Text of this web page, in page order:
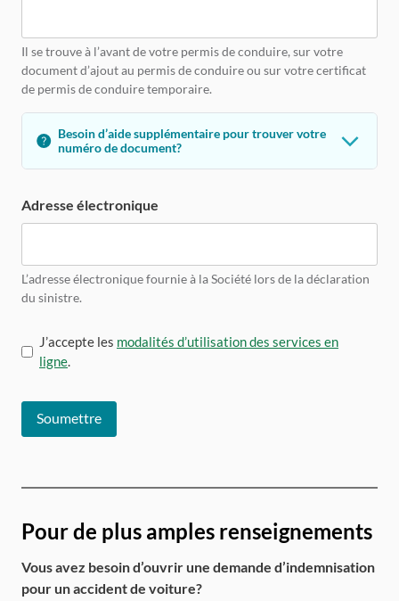
Il se trouve à l’avant de votre permis de conduire, sur votre
document d’ajout au permis de conduire ou sur votre certificat
de permis de conduire temporaire.
Besoin d’aide supplémentaire pour trouver votre
numéro de document?
Adresse électronique
L’adresse électronique fournie à la Société lors de la déclaration
du sinistre.
Untitled
J’accepte les modalités d’utilisation des services en
ligne.
Pour de plus amples renseignements
Vous avez besoin d’ouvrir une demande d’indemnisation
pour un accident de voiture?